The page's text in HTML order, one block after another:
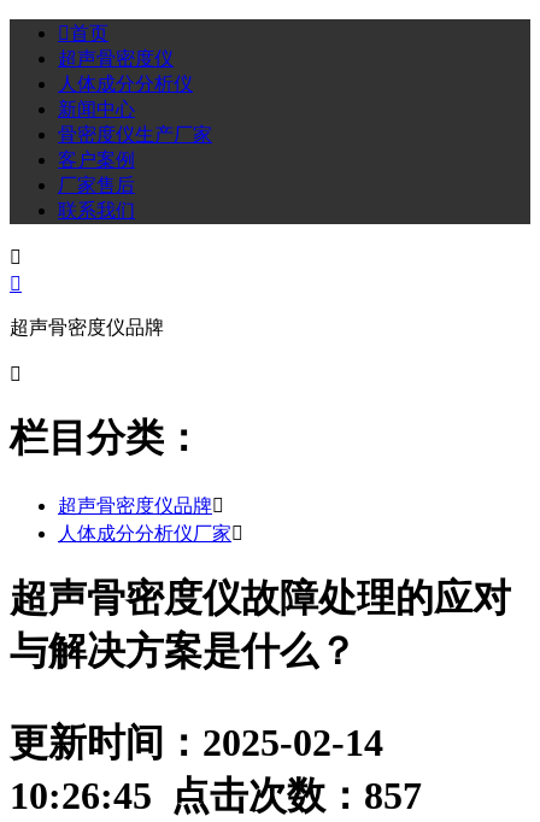
首页
超声骨密度仪
人体成分分析仪
新闻中心
骨密度仪生产厂家
客户案例
厂家售后
联系我们


超声骨密度仪品牌

栏目分类：
超声骨密度仪品牌
人体成分分析仪厂家
超声骨密度仪故障处理的应对
与解决方案是什么？
更新时间：2025-02-14
10:26:45 点击次数： 857